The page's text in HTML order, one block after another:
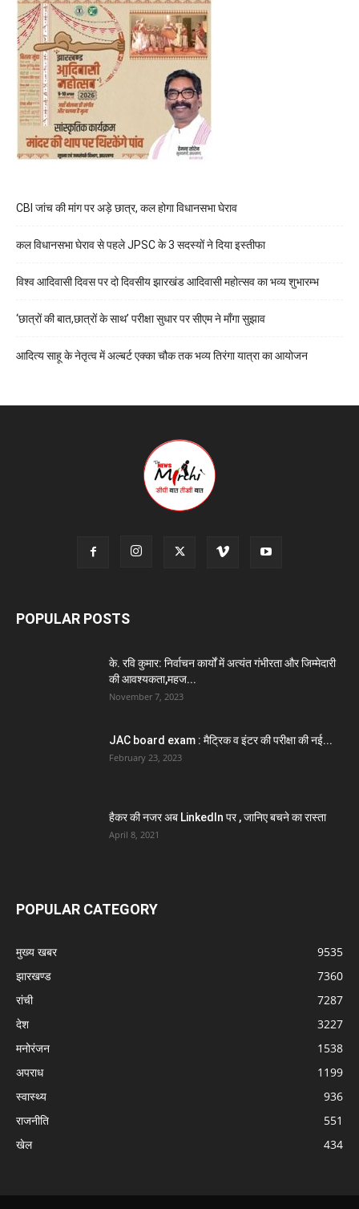
CBI जांच की मांग पर अड़े छात्र, कल होगा विधानसभा घेराव
कल विधानसभा घेराव से पहले JPSC के 3 सदस्यों ने दिया इस्तीफा
विश्व आदिवासी दिवस पर दो दिवसीय झारखंड आदिवासी महोत्सव का भव्य शुभारम्भ
‘छात्रों की बात,छात्रों के साथ’ परीक्षा सुधार पर सीएम ने माँगा सुझाव
आदित्य साहू के नेतृत्व में अल्बर्ट एक्का चौक तक भव्य तिरंगा यात्रा का आयोजन
POPULAR POSTS
के. रवि कुमार: निर्वाचन कार्यों में अत्यंत गंभीरता और जिम्मेदारी
की आवश्यकता,महज...
November 7, 2023
JAC board exam : मैट्रिक व इंटर की परीक्षा की नई...
February 23, 2023
हैकर की नजर अब LinkedIn पर , जानिए बचने का रास्ता
April 8, 2021
POPULAR CATEGORY
मुख्य खबर
9535
झारखण्ड
7360
रांची
7287
देश
3227
मनोरंजन
1538
अपराध
1199
स्वास्थ्य
936
राजनीति
551
खेल
434